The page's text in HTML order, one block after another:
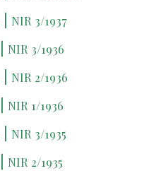
| NIR 3/1937
| NIR 3/1936
| NIR 2/1936
| NIR 1/1936
| NIR 3/1935
| NIR 2/1935